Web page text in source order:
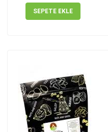
SEPETE EKLE